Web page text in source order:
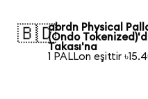
🇧🇩abrdn Physical
(Ondo
Takası'na
1 PALLon eşittir